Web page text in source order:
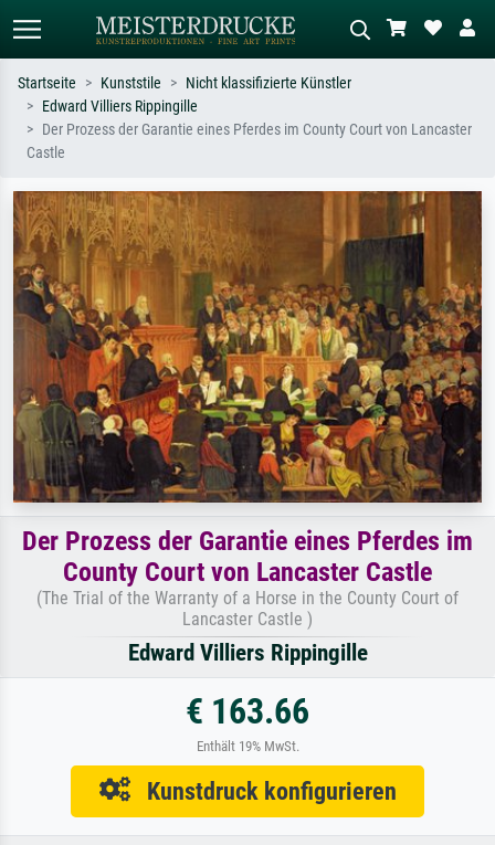
Standardsuche KI-Bildersuche
Suchen Sie nach Künstlern, Werktiteln
Sternennacht, Impressionismus, Welle
Hokusai, Akt.
Ölgemälde, Stehender Akt neben einem
Startseite Kunststile
Nicht klassifizierte Künstler
Edward Villiers Rippingille
Der Prozess der Garantie eines Pferdes im County Court von Lancaster
Castle
Der Prozess der Garantie eines Pferdes im
County Court von Lancaster Castle
(The Trial of the Warranty of a Horse in the County Court of
Lancaster Castle )
Edward Villiers Rippingille
€ 163.66
Enthält 19% MwSt.
Kunstdruck konfigurieren